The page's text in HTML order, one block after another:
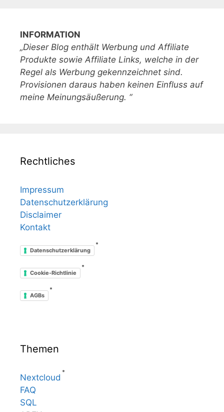
INFORMATION
„Dieser Blog enthält Werbung und Affiliate
Produkte sowie Affiliate Links, welche in der
Regel als Werbung gekennzeichnet sind.
Provisionen daraus haben keinen Einfluss auf
meine Meinungsäußerung. “
Rechtliches
Impressum
Datenschutzerklärung
Disclaimer
Kontakt
Datenschutzerklärung
*
Cookie-Richtlinie
*
AGBs
*
Themen
Nextcloud
*
FAQ
SQL